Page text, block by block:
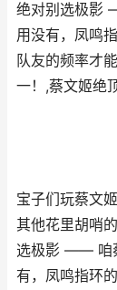
绝对别选极影
用没有，凤鸣
队友的频率才
一！,蔡文姬绝
宝子们玩蔡文
其他花里胡哨
选极影 —— 咱
有，凤鸣指环